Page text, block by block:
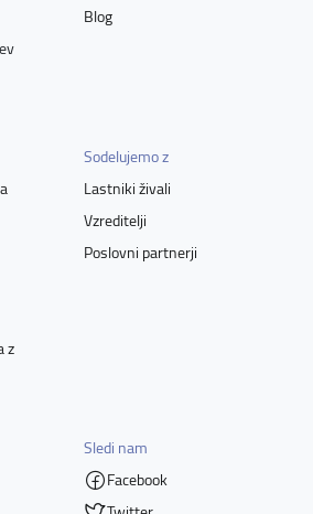
Blog
z
Sodelujemo z
Lastniki živali
Vzreditelji
Poslovni partnerji
Sledi nam
Facebook